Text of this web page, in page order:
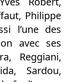
Philippe
l’une des
avec ses
Reggiani,
Sardou,